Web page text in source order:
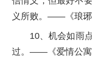
义所败。——《琅琊
10、机会如雨
过。——《爱情公寓